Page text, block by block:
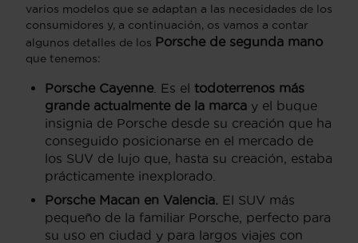
varios modelos que se adaptan a las necesidades de los
consumidores y, a continuación, os vamos a contar
algunos detalles de los Porsche de segunda mano
que tenemos:
Porsche Cayenne . Es el todoterrenos más
grande actualmente de la marca y el buque
insignia de Porsche desde su creación que ha
conseguido posicionarse en el mercado de
los SUV de lujo que, hasta su creación, estaba
prácticamente inexplorado.
Porsche Macan en Valencia. El SUV más
pequeño de la familiar Porsche, perfecto para
su uso en ciudad y para largos viajes con